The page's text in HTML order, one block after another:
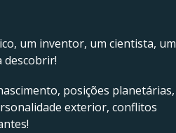
um inventor, um cientista, um
descobrir!
posições planetárias,
exterior, conflitos